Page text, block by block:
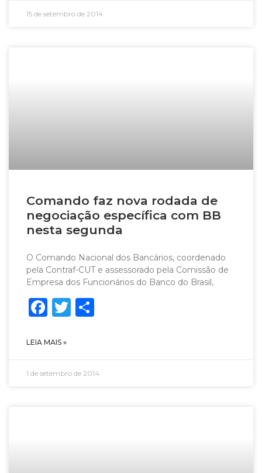
15 de setembro de 2014
Comando faz nova rodada de
negociação específica com BB
nesta segunda
O Comando Nacional dos Bancários, coordenado
pela Contraf-CUT e assessorado pela Comissão de
Empresa dos Funcionários do Banco do Brasil,
Facebook
Twitter
LEIA MAIS »
1 de setembro de 2014